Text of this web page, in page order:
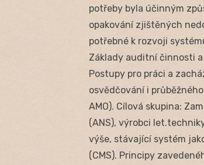
potřeby byla účinným
opakování zjištěných
potřebné k rozvoji
Základy auditní činnosti
Postupy pro práci a
osvědčování i průběžného
AMO). Cílová skupina:
(ANS), výrobci
výše, stávající systém
(CMS). Principy